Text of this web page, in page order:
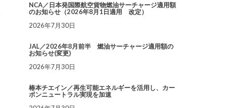
NCA／日本発国際航空貨物燃油サーチャージ適用額
のお知らせ（2026年8月1日適用 改定）
2026年7月30日
JAL／2026年8月前半 燃油サーチャージ適用額の
お知らせ(変更)
2026年7月30日
椿本チエイン／再生可能エネルギーを活用し、カー
ボンニュートラル実現を加速